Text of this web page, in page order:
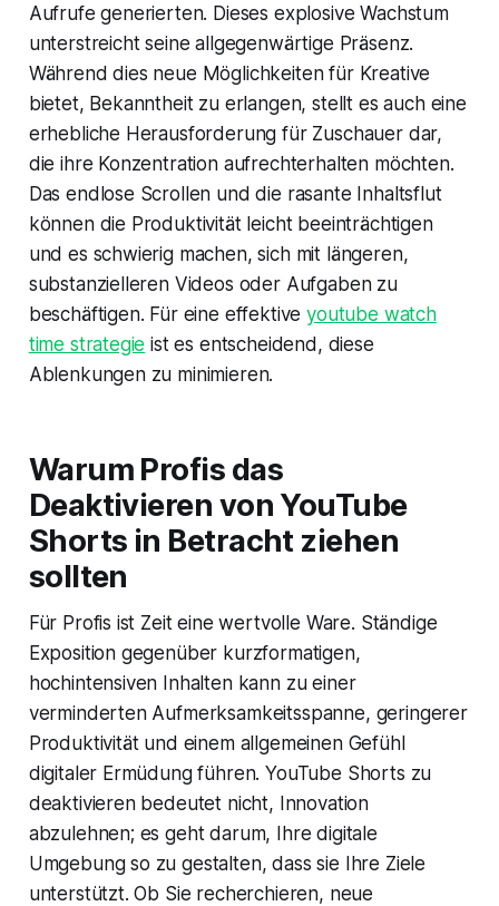
Aufrufe generierten. Dieses explosive Wachstum
unterstreicht seine allgegenwärtige Präsenz.
Während dies neue Möglichkeiten für Kreative
bietet, Bekanntheit zu erlangen, stellt es auch eine
erhebliche Herausforderung für Zuschauer dar,
die ihre Konzentration aufrechterhalten möchten.
Das endlose Scrollen und die rasante Inhaltsflut
können die Produktivität leicht beeinträchtigen
und es schwierig machen, sich mit längeren,
substanzielleren Videos oder Aufgaben zu
beschäftigen. Für eine effektiveyoutube watch
time strategie ist es entscheidend, diese
Ablenkungen zu minimieren.
Warum Profis das
Deaktivieren von YouTube
Shorts in Betracht ziehen
sollten
Für Profis ist Zeit eine wertvolle Ware. Ständige
Exposition gegenüber kurzformatigen,
hochintensiven Inhalten kann zu einer
verminderten Aufmerksamkeitsspanne, geringerer
Produktivität und einem allgemeinen Gefühl
digitaler Ermüdung führen. YouTube Shorts zu
deaktivieren bedeutet nicht, Innovation
abzulehnen; es geht darum, Ihre digitale
Umgebung so zu gestalten, dass sie Ihre Ziele
unterstützt. Ob Sie recherchieren, neue